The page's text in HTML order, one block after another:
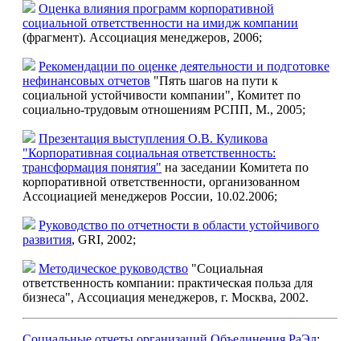
Оценка влияния программ корпоративной
социальной ответственности на имидж компании
(фрагмент). Ассоциация менеджеров, 2006;
Рекомендации по оценке деятельности и подготовке
нефинансовых отчетов "Пять шагов на пути к
социальной устойчивости компании", Комитет по
социально-трудовым отношениям РСПП, М., 2005;
Презентация выступления О.В. Куликова
"Корпоративная социальная ответственность:
трансформация понятия" на заседании Комитета по
корпоративной ответственности, организованном
Ассоциацией менеджеров России, 10.02.2006;
Руководство по отчетности в области устойчивого
развития, GRI, 2002;
Методическое руководство "Социальная
ответственность компании: практическая польза для
бизнеса", Ассоциация менеджеров, г. Москва, 2002.